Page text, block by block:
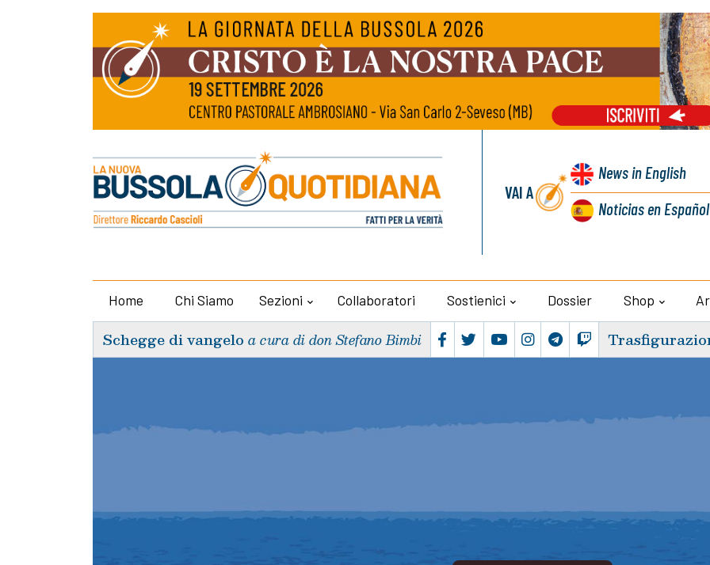
VAI A
Newsin English
Noticiasen Español
Home Chi Siamo Sezioni Collaboratori Sostienici Dossier Shop
Schegge di vangelo a cura di don Stefano Bimbi